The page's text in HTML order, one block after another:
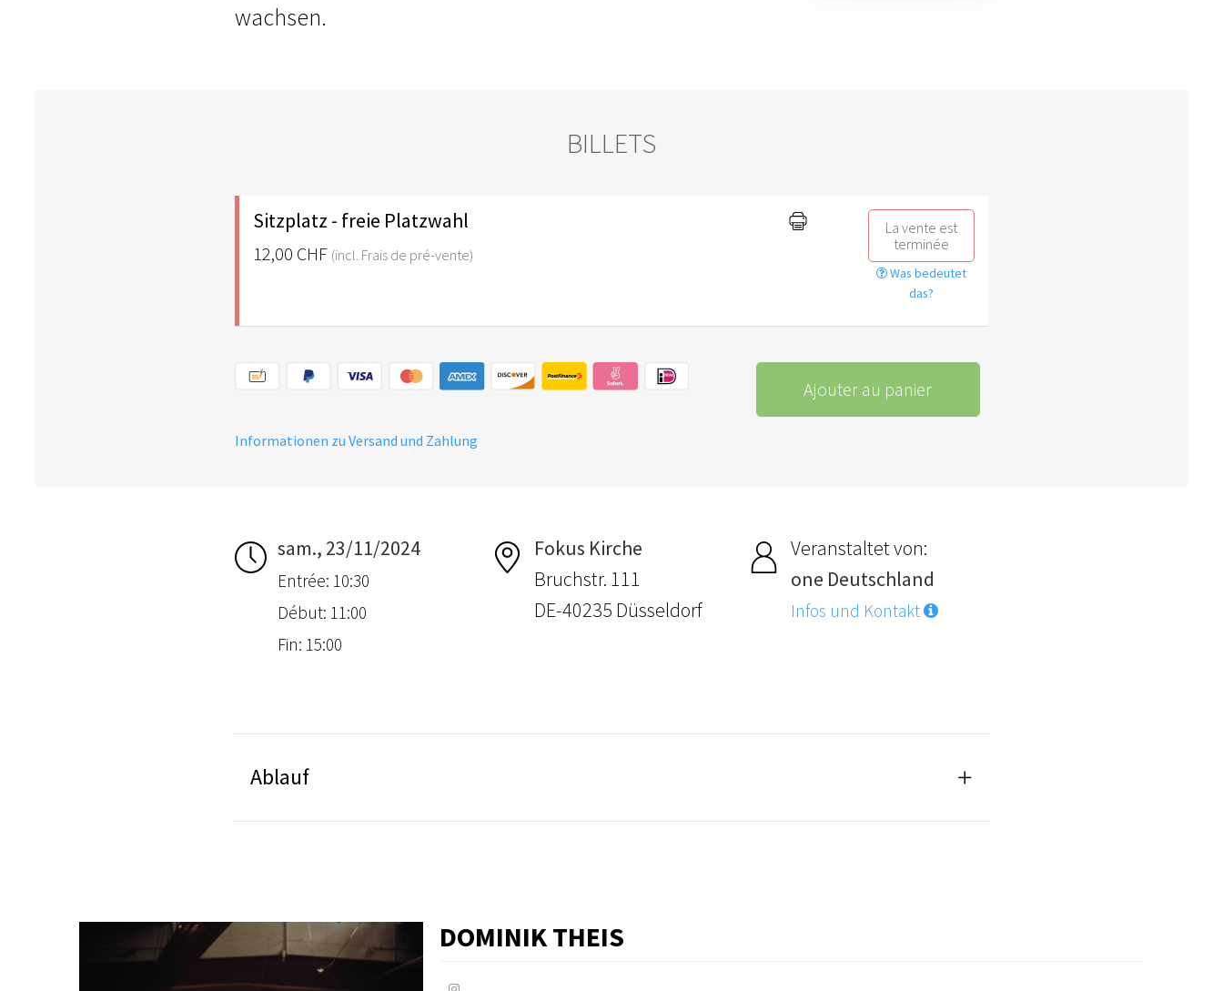
wachsen.
BILLETS
Sitzplatz - freie Platzwahl
12,00 CHF (incl. Frais de pré-vente)
La vente est
terminée
Was bedeutet
das?
Ajouter au panier
Informationen zu Versand und Zahlung
sam., 23/11/2024
Entrée: 10:30
Début: 11:00
Fin: 15:00
Fokus Kirche
Bruchstr. 111
DE-40235 Düsseldorf
Veranstaltet von:
one Deutschland
Infos und Kontakt
Ablauf
DOMINIK THEIS